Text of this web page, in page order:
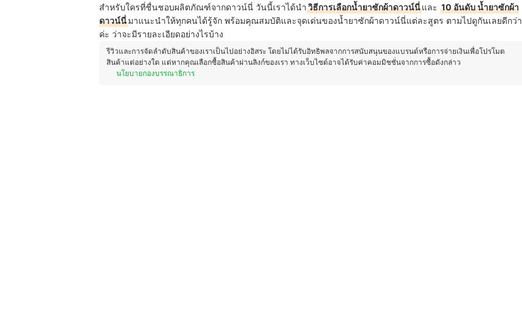
สำหรับใครที่ชื่นชอบผลิตภัณฑ์จากดาวน์นี่ วันนี้เราได้นำวิธีการเลือกน้ำยาซักผ้าดาวน์นี่และ 10 อันดับ น้ำยาซักผ้า
ดาวน์นี่มาแนะนำให้ทุกคนได้รู้จัก พร้อมคุณสมบัติและจุดเด่นของน้ำยาซักผ้าดาวน์นี่แต่ละสูตร ตามไปดูกันเลยดีกว่า
ค่ะ ว่าจะมีรายละเอียดอย่างไรบ้าง
รีวิวและการจัดลำดับสินค้าของเราเป็นไปอย่างอิสระ โดยไม่ได้รับอิทธิพลจากการสนับสนุนของแบรนด์หรือการจ่ายเงินเพื่อโปรโมต
สินค้าแต่อย่างใด แต่หากคุณเลือกซื้อสินค้าผ่านลิงก์ของเรา ทางเว็บไซต์อาจได้รับค่าคอมมิชชั่นจากการซื้อดังกล่าว
นโยบายกองบรรณาธิการ